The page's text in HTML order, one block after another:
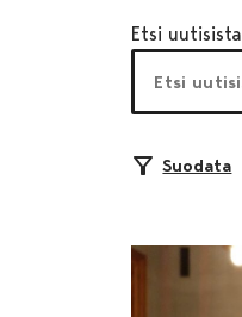
Etsi uutisista
Suodata